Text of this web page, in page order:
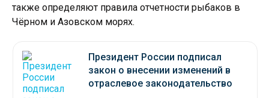
также определяют правила отчетности рыбаков в
Чёрном и Азовском морях.
Президент России подписал
закон о внесении изменений в
отраслевое законодательство